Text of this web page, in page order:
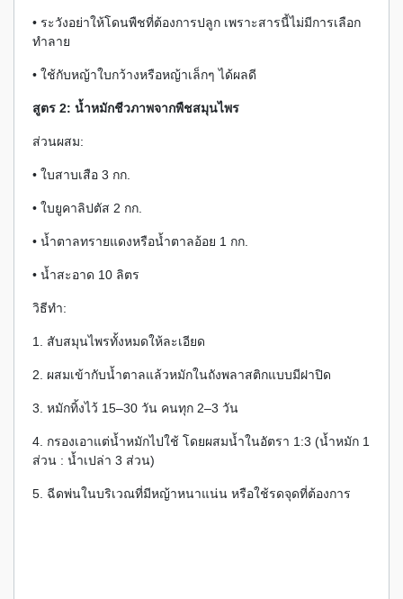
• ระวังอย่าให้โดนพืชที่ต้องการปลูก เพราะสารนี้ไม่มีการเลือก
ทำลาย
• ใช้กับหญ้าใบกว้างหรือหญ้าเล็กๆ ได้ผลดี
สูตร 2: น้ำหมักชีวภาพจากพืชสมุนไพร
ส่วนผสม:
• ใบสาบเสือ 3 กก.
• ใบยูคาลิปตัส 2 กก.
• น้ำตาลทรายแดงหรือน้ำตาลอ้อย 1 กก.
• น้ำสะอาด 10 ลิตร
วิธีทำ:
1. สับสมุนไพรทั้งหมดให้ละเอียด
2. ผสมเข้ากับน้ำตาลแล้วหมักในถังพลาสติกแบบมีฝาปิด
3. หมักทิ้งไว้ 15–30 วัน คนทุก 2–3 วัน
4. กรองเอาแต่น้ำหมักไปใช้ โดยผสมน้ำในอัตรา 1:3 (น้ำหมัก 1
ส่วน : น้ำเปล่า 3 ส่วน)
5. ฉีดพ่นในบริเวณที่มีหญ้าหนาแน่น หรือใช้รดจุดที่ต้องการ